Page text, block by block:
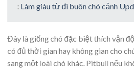
: Làm giàu từ đi buôn chó cảnh
Đây là giống chó đặc biệt thích vận
có đủ thời gian hay không gian cho
sang một loài chó khác. Pitbull nếu